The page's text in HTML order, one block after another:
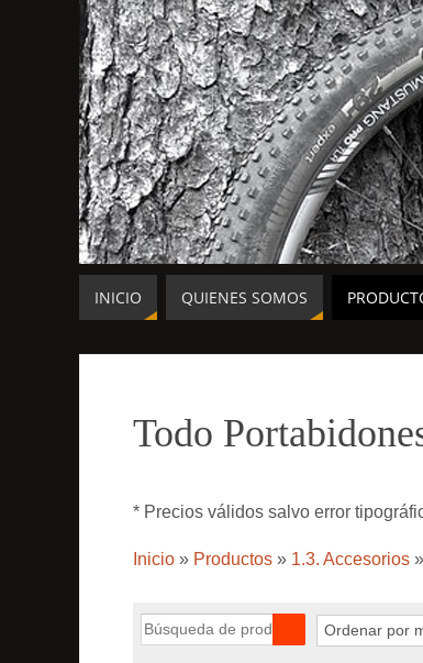
INICIO QUIENES SOMOS
Todo
* Precios válidos salvo error
Inicio » Productos » 1.3. Accesorios »